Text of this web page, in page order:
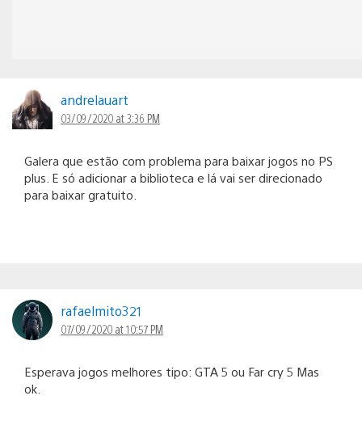
andrelauart
03/09/2020 at 3:36 PM
Galera que estão com problema para baixar jogos no PS
plus. E só adicionar a biblioteca e lá vai ser direcionado
para baixar gratuito.
rafaelmito321
07/09/2020 at 10:57 PM
Esperava jogos melhores tipo: GTA 5 ou Far cry 5 Mas
ok.